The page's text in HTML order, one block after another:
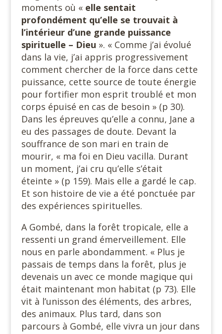
moments où « elle sentait
profondément qu’elle se trouvait à
l’intérieur d’une grande puissance
spirituelle – Dieu ». « Comme j’ai évolué
dans la vie, j’ai appris progressivement
comment chercher de la force dans cette
puissance, cette source de toute énergie
pour fortifier mon esprit troublé et mon
corps épuisé en cas de besoin » (p 30).
Dans les épreuves qu’elle a connu, Jane a
eu des passages de doute. Devant la
souffrance de son mari en train de
mourir, « ma foi en Dieu vacilla. Durant
un moment, j’ai cru qu’elle s’était
éteinte » (p 159). Mais elle a gardé le cap.
Et son histoire de vie a été ponctuée par
des expériences spirituelles.
A Gombé, dans la forêt tropicale, elle a
ressenti un grand émerveillement. Elle
nous en parle abondamment. « Plus je
passais de temps dans la forêt, plus je
devenais un avec ce monde magique qui
était maintenant mon habitat (p 73). Elle
vit à l’unisson des éléments, des arbres,
des animaux. Plus tard, dans son
parcours à Gombé, elle vivra un jour dans